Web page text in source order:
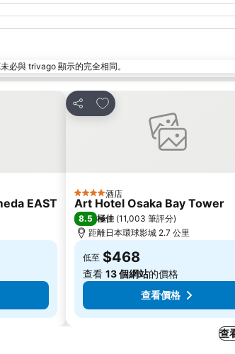
必與 trivago 顯示的完全相同。
EAST
分享
放到收藏夾
4 星級 酒店
Art Hotel Osaka Bay Tower
8.5 極佳 (11,003 筆評分)
距離日本環球影城 2.7 公里
低至 $468
查看 13 個網站的價格
查看價格
查